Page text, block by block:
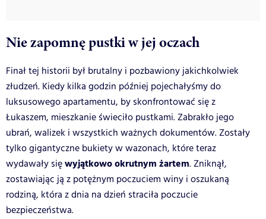
Nie zapomnę pustki w jej oczach
Finał tej historii był brutalny i pozbawiony jakichkolwiek
złudzeń. Kiedy kilka godzin później pojechałyśmy do
luksusowego apartamentu, by skonfrontować się z
Łukaszem, mieszkanie świeciło pustkami. Zabrakło jego
ubrań, walizek i wszystkich ważnych dokumentów. Zostały
tylko gigantyczne bukiety w wazonach, które teraz
wydawały sięwyjątkowo okrutnym żartem. Zniknął,
zostawiając ją z potężnym poczuciem winy i oszukaną
rodziną, która z dnia na dzień straciła poczucie
bezpieczeństwa.